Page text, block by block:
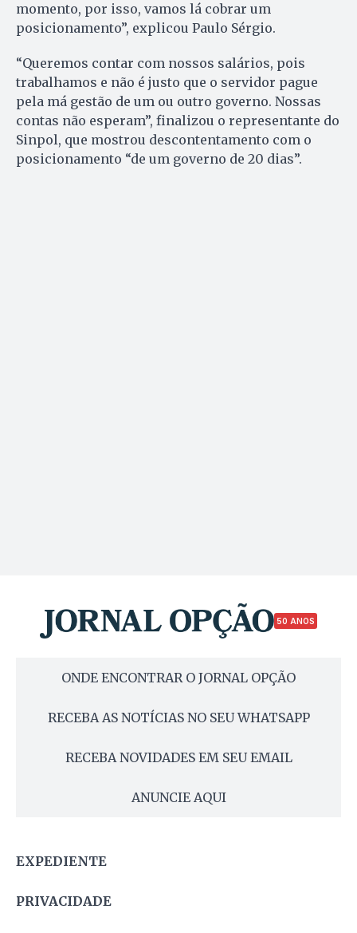
momento, por isso, vamos lá cobrar um
posicionamento”, explicou Paulo Sérgio.
“Queremos contar com nossos salários, pois
trabalhamos e não é justo que o servidor pague
pela má gestão de um ou outro governo. Nossas
contas não esperam”, finalizou o representante do
Sinpol, que mostrou descontentamento com o
posicionamento “de um governo de 20 dias”.
50 ANOS
ONDE ENCONTRAR O JORNAL OPÇÃO
RECEBA AS NOTÍCIAS NO SEU WHATSAPP
RECEBA NOVIDADES EM SEU EMAIL
ANUNCIE AQUI
EXPEDIENTE
PRIVACIDADE